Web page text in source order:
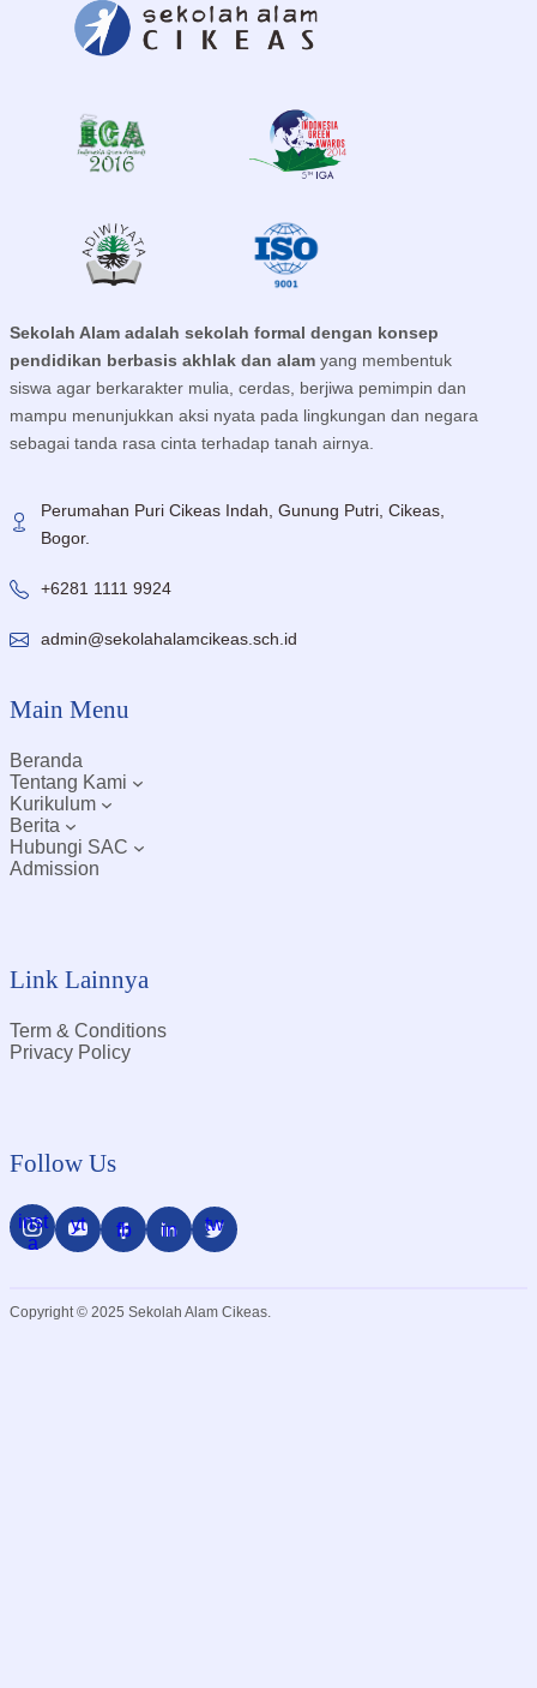
Sekolah Alam adalah sekolah formal dengan konsep
pendidikan berbasis akhlak dan alam yang membentuk
siswa agar berkarakter mulia, cerdas, berjiwa pemimpin dan
mampu menunjukkan aksi nyata pada lingkungan dan negara
sebagai tanda rasa cinta terhadap tanah airnya.
Perumahan Puri Cikeas Indah, Gunung Putri, Cikeas,
Bogor.
+6281 1111 9924
admin@sekolahalamcikeas.sch.id
Main Menu
Beranda
Tentang Kami
Kurikulum
Berita
Hubungi SAC
Admission
Link Lainnya
Term & Conditions
Privacy Policy
Follow Us
inst
a
yt fb in tw
Copyright © 2025 Sekolah Alam Cikeas.